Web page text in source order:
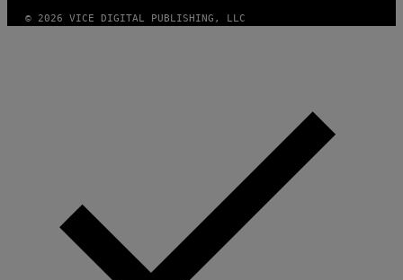
© 2026 VICE DIGITAL PUBLISHING, LLC